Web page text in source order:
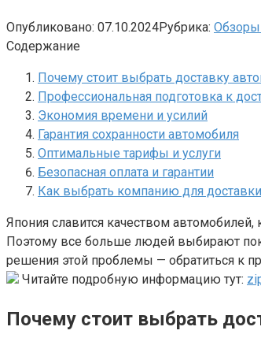
Опубликовано: 07.10.2024Рубрика: Обзоры
Содержание
Почему стоит выбрать доставку
Профессиональная подготовка к
Экономия времени и усилий
Гарантия сохранности автомобиля
Оптимальные тарифы и услуги
Безопасная оплата и гарантии
Как выбрать компанию для
Япония славится качеством
Поэтому все больше людей выбирают
решения этой проблемы — обратиться к
Читайте подробную информацию тут:
Почему стоит выбрать